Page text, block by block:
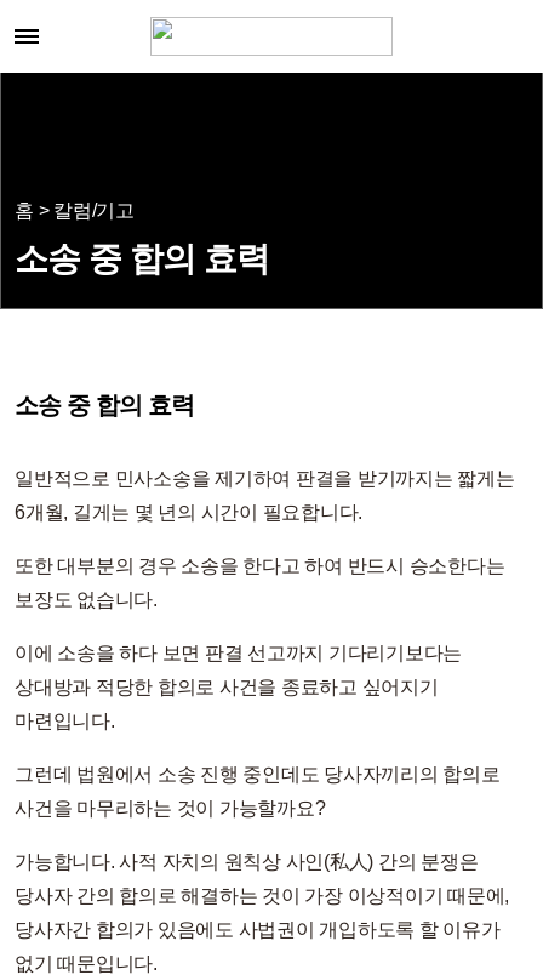
홈 > 칼럼/기고
소송 중 합의 효력
소송 중 합의 효력
일반적으로 민사소송을 제기하여 판결을 받기까지는 짧게는
6개월, 길게는 몇 년의 시간이 필요합니다.
또한 대부분의 경우 소송을 한다고 하여 반드시 승소한다는
보장도 없습니다.
이에 소송을 하다 보면 판결 선고까지 기다리기보다는
상대방과 적당한 합의로 사건을 종료하고 싶어지기
마련입니다.
그런데 법원에서 소송 진행 중인데도 당사자끼리의 합의로
사건을 마무리하는 것이 가능할까요?
가능합니다. 사적 자치의 원칙상 사인(私人) 간의 분쟁은
당사자 간의 합의로 해결하는 것이 가장 이상적이기 때문에,
당사자간 합의가 있음에도 사법권이 개입하도록 할 이유가
없기 때문입니다.